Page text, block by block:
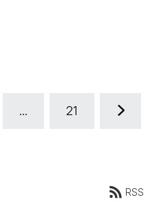
... 21
RSS